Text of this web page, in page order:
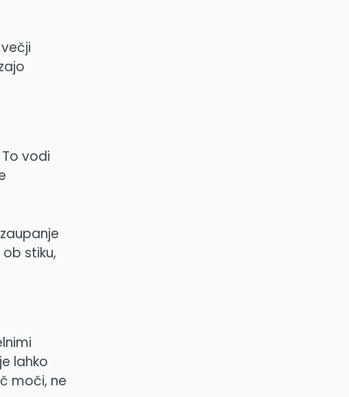
vodi
stiku,
lahko
moči, ne